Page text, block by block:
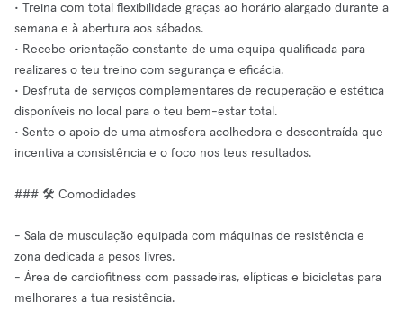
• Treina com total flexibilidade graças ao horário alargado durante a
semana e à abertura aos sábados.
• Recebe orientação constante de uma equipa qualificada para
realizares o teu treino com segurança e eficácia.
• Desfruta de serviços complementares de recuperação e estética
disponíveis no local para o teu bem-estar total.
• Sente o apoio de uma atmosfera acolhedora e descontraída que
incentiva a consistência e o foco nos teus resultados.
### 🛠️ Comodidades
- Sala de musculação equipada com máquinas de resistência e
zona dedicada a pesos livres.
- Área de cardiofitness com passadeiras, elípticas e bicicletas para
melhorares a tua resistência.